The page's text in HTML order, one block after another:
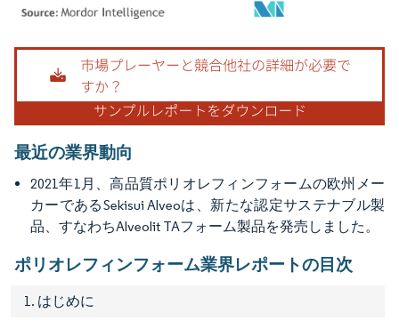
画像 © Mordor Intelligence。再利用にはCC BY 4.0の表示が必要です。
最近の業界動向
2021年1月、高品質ポリオレフィンフォームの欧州メー
カーであるSekisui Alveoは、新たな認定サステナブル製
品、すなわちAlveolit TAフォーム製品を発売しました。
ポリオレフィンフォーム業界レポートの目次
1. はじめに